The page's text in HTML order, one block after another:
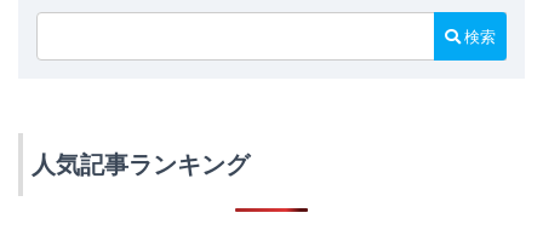
検索
人気記事ランキング